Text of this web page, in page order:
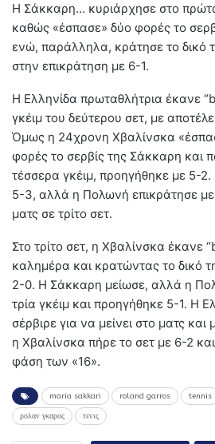
Η Σάκκαρη… κυριάρχησε στο
καθώς «έσπασε» δύο φορές το
ενώ, παράλληλα, κράτησε το δικό
στην επικράτηση με 6-1.
Η Ελληνίδα πρωταθλήτρια έκανε
γκέιμ του δεύτερου σετ, με
Όμως η 24χρονη Χβαλίνσκα
φορές το σερβίς της Σάκκαρη και
τέσσερα γκέιμ, προηγήθηκε με 5-
5-3, αλλά η Πολωνή επικράτησε
ματς σε τρίτο σετ.
Στο τρίτο σετ, η Χβαλίνσκα έκανε
καλημέρα και κρατώντας το δικό
2-0. Η Σάκκαρη μείωσε, αλλά η
τρία γκέιμ και προηγήθηκε 5-1. Η
σέρβιρε για να μείνει στο ματς
η Χβαλίνσκα πήρε το σετ με 6-2 και
φάση των «16».
maria sakkari roland garros tennis
ρολαν γκαρος τενις